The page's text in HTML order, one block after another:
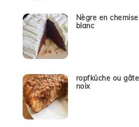
Nègre en
blanc
ropfküche ou
noix